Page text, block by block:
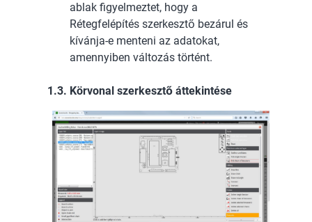
ablak figyelmeztet, hogy a
Rétegfelépítés szerkesztő bezárul és
kívánja-e menteni az adatokat,
amennyiben változás történt.
1.3. Körvonal szerkesztő áttekintése